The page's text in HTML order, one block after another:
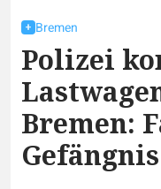
Bremen
Polizei
Bremen:
Gefängnis